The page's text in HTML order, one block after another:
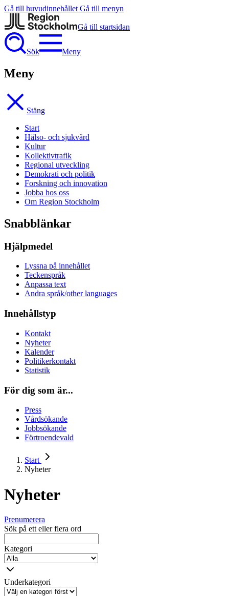
Gå till huvudinnehållet Gå till menyn
Gå till startsidan
Sök Meny
Meny
Stäng
Start
Hälso- och sjukvård
Kultur
Kollektivtrafik
Regional utveckling
Demokrati och politik
Forskning och innovation
Jobba hos oss
Om Region Stockholm
Snabblänkar
Hjälpmedel
Lyssna på innehållet
Teckenspråk
Anpassa text
Andra språk/other languages
Innehållstyp
Kontakt
Nyheter
Kalender
Politikerkontakt
Statistik
För dig som är...
Press
Vårdsökande
Jobbsökande
Förtroendevald
Start
Nyheter
Nyheter
Prenumerera
Sök på ett eller flera ord
Kategori
Underkategori